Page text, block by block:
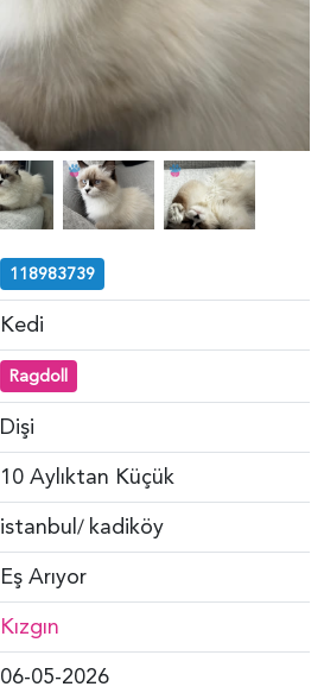
118983739
Kedi
Ragdoll
Dişi
10 Aylıktan Küçük
istanbul/ kadiköy
Eş Arıyor
Kızgın
06-05-2026